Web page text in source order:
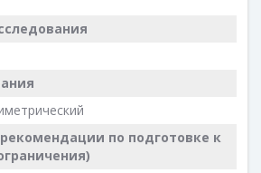
по подготовке к